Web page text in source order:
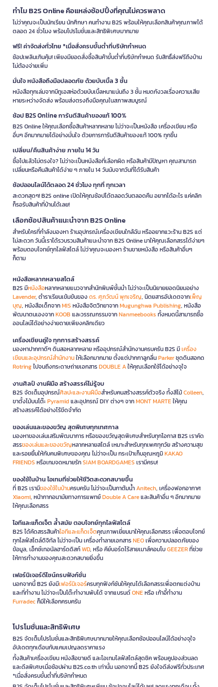
ทำไม B2S Online คือแหล่งช้อปปิ้งที่คุณไม่ควรพลาด
ไม่ว่าคุณจะเป็นนักเรียน นักศึกษา คนทำงาน B2S พร้อมให้คุณเลือกสินค้าคุณภาพได้
ตลอด 24 ชั่วโมง พร้อมโปรโมชั่นและสิทธิพิเศษมากมาย
ฟรี! ค่าจัดส่งทั่วไทย *เมื่อสั่งครบขั้นต่ำที่บริษัทกำหนด
ช้อปเพลินเกินคุ้ม! เพียงมียอดสั่งซื้อสินค้าขั้นต่ำที่บริษัทกำหนด รับสิทธิ์ส่งฟรีถึงบ้าน
ไม่ต้องจ่ายเพิ่ม
มั่นใจ หนังสือถึงมือปลอดภัย ด้วยบับเบิ้ล 3 ชั้น
หนังสือทุกเล่มจากบีทูเอสห่อด้วยบับเบิ้ลหนาแน่นถึง 3 ชั้น หมดกังวลเรื่องความเสีย
หายระหว่างจัดส่ง พร้อมส่งตรงถึงมือคุณในสภาพสมบูรณ์
ช้อป B2S Online การันตีสินค้าของแท้ 100%
B2S Online ให้คุณเลือกซื้อสินค้าหลากหลาย ไม่ว่าจะเป็นหนังสือ เครื่องเขียน หรือ
อื่นๆ อีกมากมายได้อย่างมั่นใจ ด้วยการการันตีสินค้าของแท้ 100% ทุกชิ้น
เปลี่ยน/คืนสินค้าง่าย ภายใน 14 วัน
ซื้อไปแล้วไม่ตรงใจ? ไม่ว่าจะเป็นหนังสือที่เลือกผิด หรือสินค้ามีปัญหา คุณสามารถ
เปลี่ยนหรือคืนสินค้าได้ง่าย ๆ ภายใน 14 วันนับจากวันที่ได้รับสินค้า
ช้อปออนไลน์ได้ตลอด 24 ชั่วโมง ทุกที่ ทุกเวลา
สะดวกสุดๆ! B2S online เปิดให้คุณช้อปได้ตลอดวันตลอดคืน อยากได้อะไร แค่คลิก
ก็รอรับสินค้าที่บ้านได้เลย!
เลือกช้อปสินค้าแนะนำจาก B2S Online
สำหรับใครที่กำลังมองหา ร้านอุปกรณ์เครื่องเขียนใกล้ฉัน หรืออยากแวะร้าน B2S แต่
ไม่สะดวก วันนี้เราได้รวบรวมสินค้าแนะนำจาก B2S Online มาให้คุณเลือกสรรได้ง่ายๆ
พร้อมตอบโจทย์ทุกไลฟ์สไตล์ ไม่ว่าคุณจะมองหา ร้านขายหนังสือ หรือสินค้าอื่นๆ
ก็ตาม
หนังสือหลากหลายสไตล์
B2S มีหนังสือหลากหลายแนวจากสำนักพิมพ์ชั้นนำ ไม่ว่าจะเป็นนิยายยอดนิยมอย่าง
Lavender, ตำราเรียนเข้มข้นของดร. ศุภวัฒน์ พุกเจริญ, นิตยสารอัปเดตจากเพ็ญ
บุญ, หนังสือเด็กจากMIS หนังสือจิตวิทยาจากMugunghwa Publishing, หนังสือ
พัฒนาตนเองจากKOOB และวรรณกรรมจากNanmeebooks ทั้งหมดนี้สามารถซื้อ
ออนไลน์ได้อย่างง่ายดายเพียงคลิกเดียว
เครื่องเขียนคู่ใจ ทุกการสร้างสรรค์
มองหาปากกาดีๆ ดินสอหลากหลาย หรืออุปกรณ์สำนักงานครบครัน B2S มีเครื่อง
เขียนและอุปกรณ์สำนักงานให้เลือกมากมาย ตั้งแต่ปากกาลูกลื่นParkerชุดดินสอกด
Rotringไปจนถึงกระดาษถ่ายเอกสารDOUBLE Aให้คุณเลือกใช้ได้อย่างจุใจ
งานศิลป์ งานฝีมือ สร้างสรรค์ไม่รู้จบ
B2S จัดเต็มอุปกรณ์ศิลปะและงานฝีมือสำหรับคนสร้างสรรค์ตัวจริง ทั้งสีไม้Colleen,
ขาตั้งไม้บนโต๊ะPyramidและอุปกรณ์ DIY ต่างๆ จากMONT MARTEให้คุณ
สร้างสรรค์ได้อย่างไร้ขีดจำกัด
ของเล่นและของขวัญ สุดพิเศษทุกเทศกาล
มองหาของเล่นเสริมพัฒนาการ หรือของขวัญสุดพิเศษสำหรับทุกโอกาส B2S เราคัด
สรรของเล่นและของขวัญหลากหลายสไตล์ เหมาะสำหรับทุกเพศทุกวัย สร้างความสุข
และรอยยิ้มให้กับคนพิเศษของคุณ ไม่ว่าจะเป็น กระเป๋าเก็บอุณหภูมิKAKAO
FRIENDS หรือเกมจดหมายรักSIAM BOARDGAMES เรามีครบ!
ของใช้ในบ้าน ไอเทมที่ช่วยให้ชีวิตสะดวกสบายขึ้น
ที่ B2S เรามีของใช้ในบ้านครบครัน ไม่ว่าจะเป็นกาต้มน้ำAnitech, เครื่องฟอกอากาศ
Xiaomi, หน้ากากอนามัยทางการแพทย์Double A Careและสินค้าอื่น ๆ อีกมากมาย
ให้คุณเลือกสรร
ไอทีและแก็ดเจ็ต ล้ำสมัย ตอบโจทย์ทุกไลฟ์สไตล์
B2S ได้คัดสรรสินค้าไอทีและแก็ดเจ็ตคุณภาพเยี่ยมมาให้คุณเลือกสรร เพื่อตอบโจทย์
ทุกไลฟ์สไตล์ดิจิทัล ไม่ว่าจะเป็น เครื่องทำลายเอกสารNEOเพื่อความปลอดภัยของ
ข้อมูล, เอ็กซ์เทอนัลฮาร์ดดิสก์WD, หรือ คีย์บอร์ดไร้สายเมาส์คอมโบGEEZERที่ช่วย
ให้การทำงานของคุณสะดวกสบายยิ่งขึ้น
เฟอร์นิเจอร์ดีไซน์ครบฟังก์ชั่น
นอกจากนี้ B2S ยังมีเฟอร์นิเจอร์ครบทุกฟังก์ชันให้คุณได้เลือกสรรเพื่อตกแต่งบ้าน
และที่ทำงาน ไม่ว่าจะเป็นโต๊ะทำงานพับได้ จากแบรนด์ONEหรือ เก้าอี้ทำงาน
Furradecก็มีให้เลือกครบครัน
โปรโมชั่นและสิทธิพิเศษ
B2S จัดเต็มโปรโมชั่นและสิทธิพิเศษมากมายให้คุณเลือกช้อปออนไลน์ได้อย่างจุใจ
อัปเดตทุกเดือนกับแคมเปญลดราคาแรง
ทั้งสินค้าเครื่องเขียน หนังสือขายดี และไอเทมไลฟ์สไตล์สุดชิค พร้อมคูปองส่วนลด
และดีลพิเศษเมื่อช้อปผ่าน B2S.co.th เท่านั้น นอกจากนี้ B2S ยังใจดีส่งฟรีทั่วประเทศ
*เมื่อสั่งครบขั้นต่ำที่บริษัทกำหนด